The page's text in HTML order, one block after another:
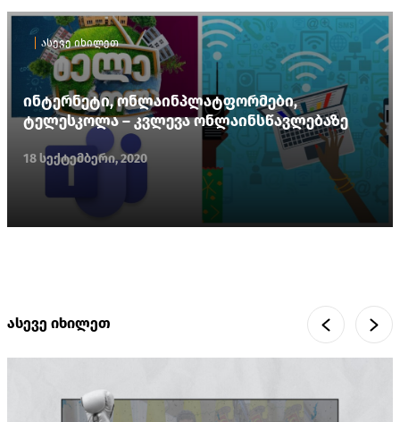
ასევე იხილეთ
ინტერნეტი, ონლაინპლატფორმები,
ტელესკოლა – კვლევა ონლაინსწავლებაზე
18 სექტემბერი, 2020
ასევე იხილეთ